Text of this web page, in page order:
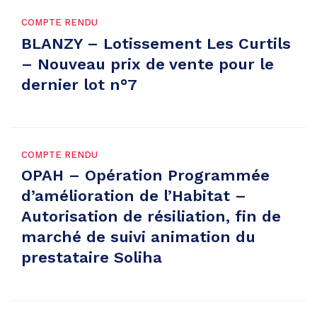
COMPTE RENDU
BLANZY – Lotissement Les Curtils
– Nouveau prix de vente pour le
dernier lot n°7
COMPTE RENDU
OPAH – Opération Programmée
d’amélioration de l’Habitat –
Autorisation de résiliation, fin de
marché de suivi animation du
prestataire Soliha